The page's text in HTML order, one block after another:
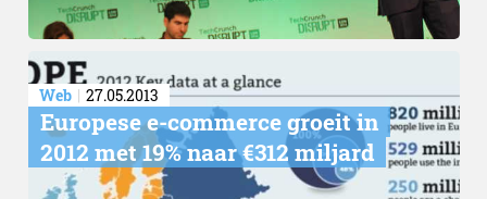
Web 27.05.2013
Europese e-commerce groeit in
2012 met 19% naar €312 miljard